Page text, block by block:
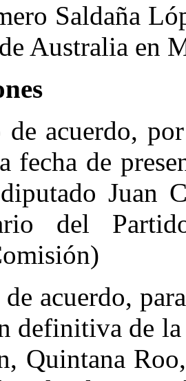
Saldaña
Australia en
de acuerdo,
fecha de
Juan
del
acuerdo,
definitiva de
Quintana